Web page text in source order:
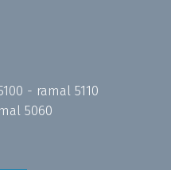
- ramal 5110
5060